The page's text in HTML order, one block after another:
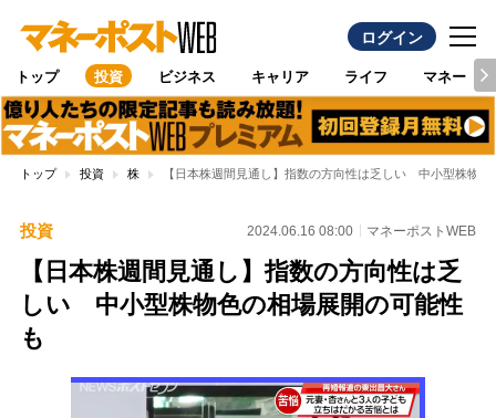
ログイン
トップ 投資 ビジネス キャリア ライフ マネー
トップ 投資 株 【日本株週間見通し】指数の方向性は乏しい 中小型株物色
投資 2024.06.16 08:00 マネーポストWEB
【日本株週間見通し】指数の方向性は乏
しい 中小型株物色の相場展開の可能性
も